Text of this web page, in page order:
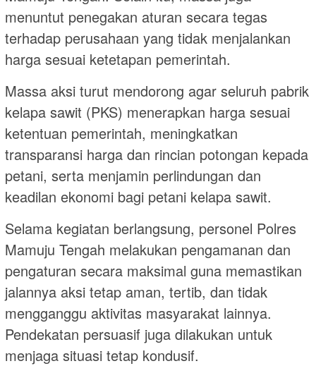
menuntut penegakan aturan secara tegas
terhadap perusahaan yang tidak menjalankan
harga sesuai ketetapan pemerintah.
Massa aksi turut mendorong agar seluruh pabrik
kelapa sawit (PKS) menerapkan harga sesuai
ketentuan pemerintah, meningkatkan
transparansi harga dan rincian potongan kepada
petani, serta menjamin perlindungan dan
keadilan ekonomi bagi petani kelapa sawit.
Selama kegiatan berlangsung, personel Polres
Mamuju Tengah melakukan pengamanan dan
pengaturan secara maksimal guna memastikan
jalannya aksi tetap aman, tertib, dan tidak
mengganggu aktivitas masyarakat lainnya.
Pendekatan persuasif juga dilakukan untuk
menjaga situasi tetap kondusif.